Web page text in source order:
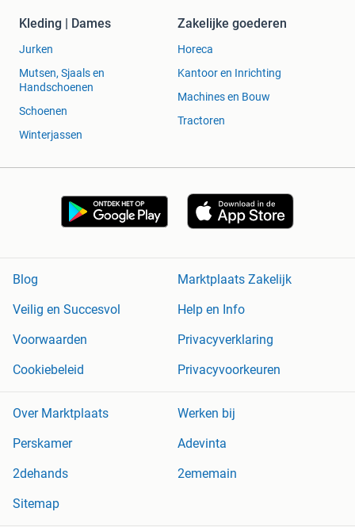
Kleding | Dames
Jurken
Mutsen, Sjaals en
Handschoenen
Schoenen
Winterjassen
Zakelijke goederen
Horeca
Kantoor en Inrichting
Machines en Bouw
Tractoren
Blog
Marktplaats Zakelijk
Veilig en Succesvol
Help en Info
Voorwaarden
Privacyverklaring
Cookiebeleid
Privacyvoorkeuren
Over Marktplaats
Werken bij
Perskamer
Adevinta
2dehands
2ememain
Sitemap